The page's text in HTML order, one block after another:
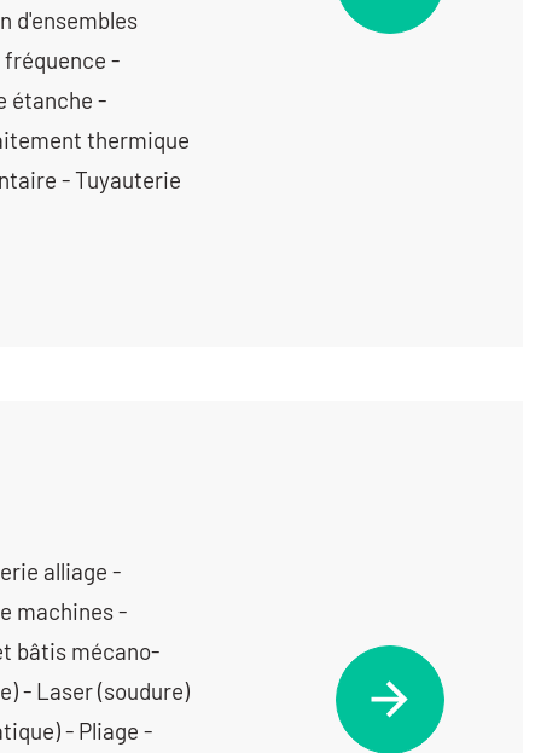
d'ensembles
fréquence -
étanche -
thermique
- Tuyauterie
alliage -
machines -
bâtis mécano-
- Laser (soudure)
- Pliage -